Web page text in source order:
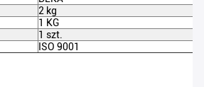
2 kg
1 KG
1 szt.
ISO 9001